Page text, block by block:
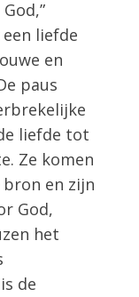
liefde
en
paus
liefde tot
Ze komen
en zijn
God,
het
de